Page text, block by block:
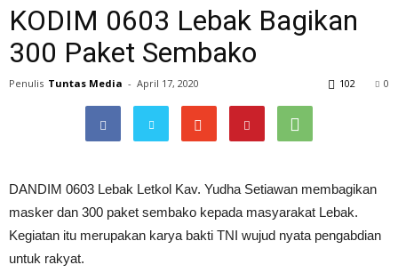
KODIM 0603 Lebak Bagikan
300 Paket Sembako
Penulis Tuntas Media - April 17, 2020 0
102
DANDIM 0603 Lebak Letkol Kav. Yudha Setiawan membagikan
masker dan 300 paket sembako kepada masyarakat Lebak.
Kegiatan itu merupakan karya bakti TNI wujud nyata pengabdian
untuk rakyat.